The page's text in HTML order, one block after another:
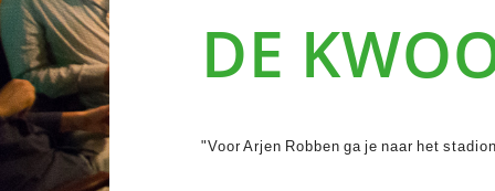
DE
"Voor Arjen Robben ga je naar het